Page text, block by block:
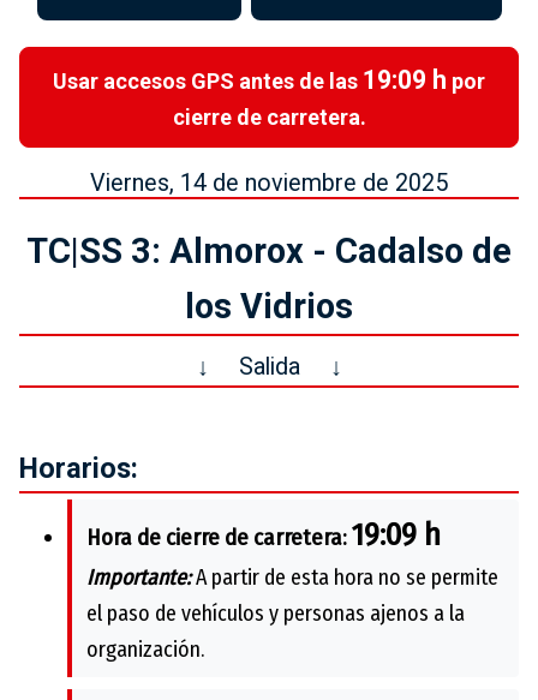
Usar accesos GPS antes de las 19:09 h por
cierre de carretera.
Viernes, 14 de noviembre de 2025
TC|SS 3: Almorox - Cadalso de
los Vidrios
↓ Salida↓
Horarios:
Hora de cierre de carretera:19:09 h
Importante:A partir de esta hora no se permite
el paso de vehículos y personas ajenos a la
organización.